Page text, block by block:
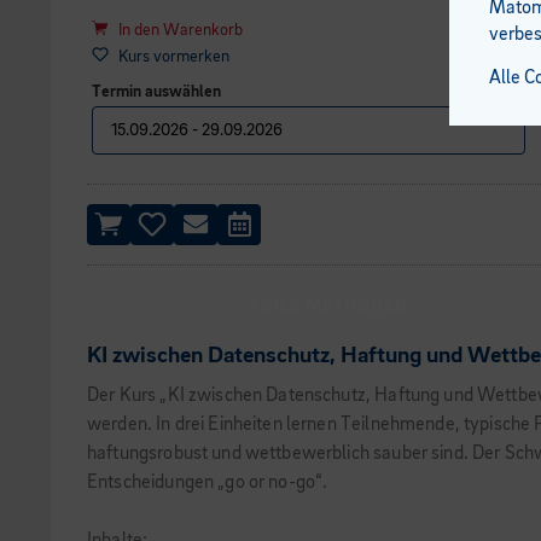
In den Warenkorb
Kurs vormerken
Termin auswählen
KI zwischen Datenschutz, Haftung und
Der Kurs „KI zwischen Datenschutz, Haftung und
werden. In drei Einheiten lernen Teilnehmende,
haftungsrobust und wettbewerblich sauber sind. Der
Entscheidungen „go or no-go“.
Alle